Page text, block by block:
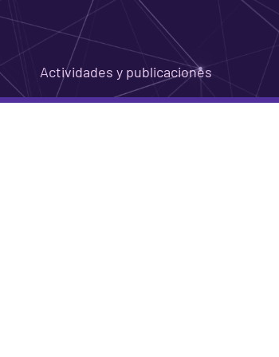
Actividades y publicaciones